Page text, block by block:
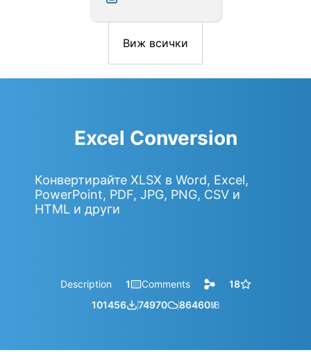
Виж всички
Excel Conversion
Конвертирайте XLSX в Word, Excel,
PowerPoint, PDF, JPG, PNG, CSV и
HTML и други
Description 1 Comments
18
101456
74970 86460㎆︎